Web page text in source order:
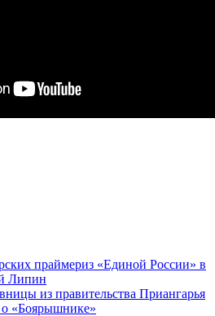
праймериз «Единой России» в
Липин
из правительства Приангарья
о «Боярышнике»